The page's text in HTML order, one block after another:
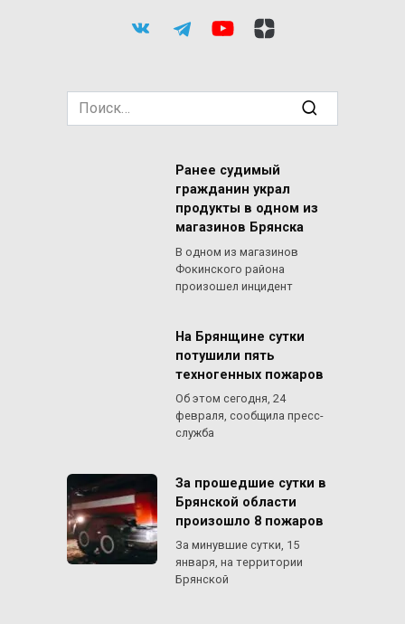
Search
for:
Ранее судимый
гражданин украл
продукты в одном из
магазинов Брянска
В одном из магазинов
Фокинского района
произошел инцидент
На Брянщине сутки
потушили пять
техногенных пожаров
Об этом сегодня, 24
февраля, сообщила пресс-
служба
За прошедшие сутки в
Брянской области
произошло 8 пожаров
За минувшие сутки, 15
января, на территории
Брянской